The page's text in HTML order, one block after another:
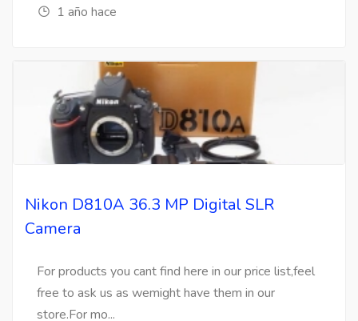
1 año hace
Nikon D810A 36.3 MP Digital SLR
Camera
For products you cant find here in our price list,feel
free to ask us as wemight have them in our
store.For mo...